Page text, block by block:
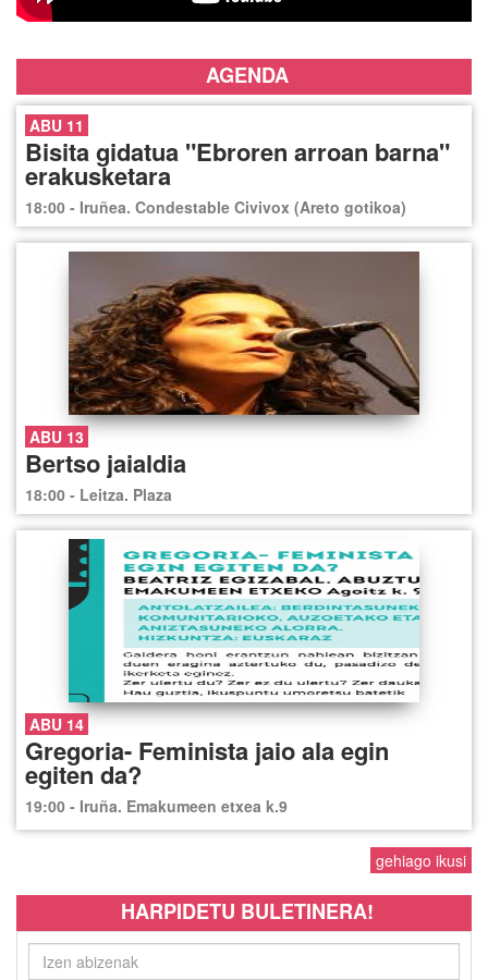
AGENDA
ABU 11
Bisita gidatua "Ebroren arroan barna"
erakusketara
18:00 - Iruñea. Condestable Civivox (Areto gotikoa)
ABU 13
Bertso jaialdia
18:00 - Leitza. Plaza
ABU 14
Gregoria- Feminista jaio ala egin
egiten da?
19:00 - Iruña. Emakumeen etxea k.9
gehiago ikusi
HARPIDETU BULETINERA!